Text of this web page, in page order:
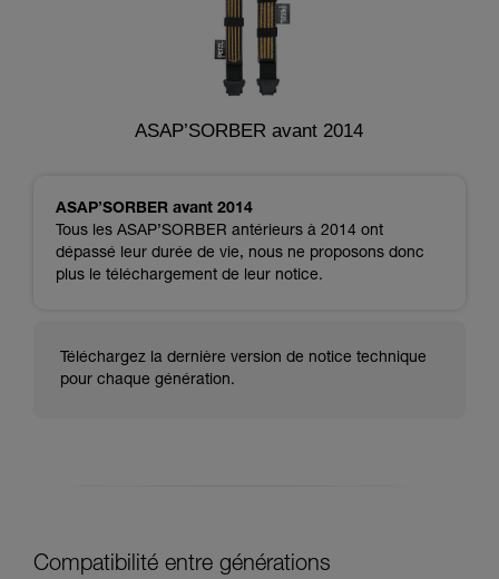
ASAP’SORBER avant 2014
ASAP’SORBER avant 2014
Tous les ASAP’SORBER antérieurs à 2014 ont
dépassé leur durée de vie, nous ne proposons donc
plus le téléchargement de leur notice.
Téléchargez la dernière version de notice technique
pour chaque génération.
Compatibilité entre générations